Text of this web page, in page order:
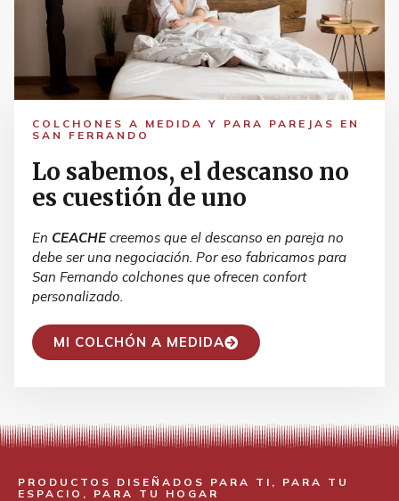
COLCHONES A MEDIDA Y PARA PAREJAS EN
SAN FERRANDO
Lo sabemos, el descanso no
es cuestión de uno
En CEACHEcreemos que el descanso en pareja no
debe ser una negociación. Por eso fabricamos para
San Fernando colchones que ofrecen confort
personalizado.
MI COLCHÓN A MEDIDA
PRODUCTOS DISEÑADOS PARA TI, PARA TU
ESPACIO, PARA TU HOGAR